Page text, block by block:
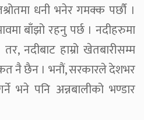
धनी भनेर गमक्क पर्छौ ।
बाँझो रहनु पर्छ । नदीहरुमा
नदीबाट हाम्रो खेतबारीसम्म
नै छैन । भनौं, सरकारले देशभर
भने पनि अन्नबालीको भण्डार